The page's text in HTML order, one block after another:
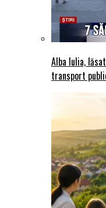
Alba Iulia,
transport